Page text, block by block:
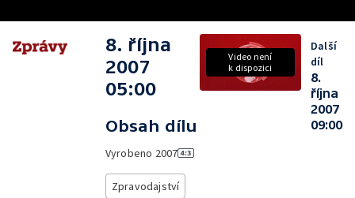
8. října
2007
05:00
Obsah dílu
Vyrobeno 2007
Zpravodajství
Video není
k dispozici
Další
díl
8.
října
2007
09:00